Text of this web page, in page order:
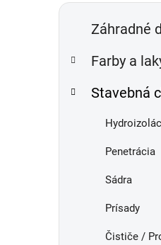
B
Preskočiť
kategórie
K
Záhradné
Farby a
Stavebná
Penetrácia
Sádra
Prísady
Čističe /